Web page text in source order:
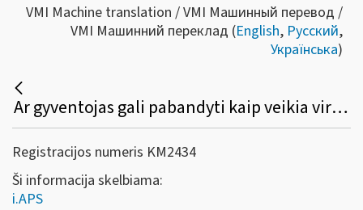
VMI Machine translation / VMI Машинный перевод /
VMI Машинний переклад (English, Русский,
Українська)
Ar gyventojas gali pabandyti kaip veikia virtualus buhalteris (i.APS)?
Registracijos numeris KM2434
Ši informacija skelbiama:
i.APS